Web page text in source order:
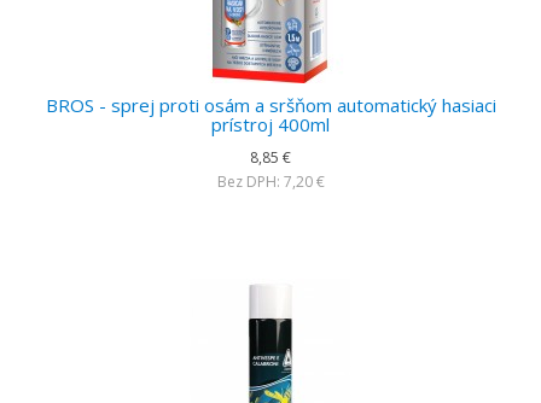
BROS - sprej proti osám a sršňom automatický hasiaci
prístroj 400ml
8,85 €
Bez DPH: 7,20 €